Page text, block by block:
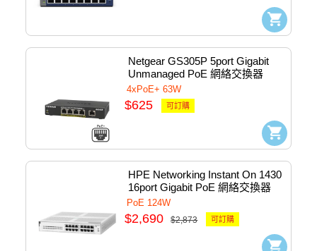
Netgear GS305P 5port Gigabit
Unmanaged PoE 網絡交換器
#gs305p-x00
4xPoE+ 63W
$625 可訂購
HPE Networking Instant On 1430
16port Gigabit PoE 網絡交換器
#R8R48A
PoE 124W
$2,690 $2,873 可訂購